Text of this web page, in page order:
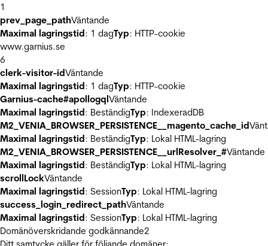
1
prev_page_pathVäntande
Maximal lagringstid: 1 dagTyp: HTTP-cookie
www.garnius.se
6
clerk-visitor-idVäntande
Maximal lagringstid: 1 dagTyp: HTTP-cookie
Garnius-cache#apollogqlVäntande
Maximal lagringstid: BeständigTyp: IndexeradDB
M2_VENIA_BROWSER_PERSISTENCE__magento_cache_id
Maximal lagringstid: BeständigTyp: Lokal HTML-lagring
M2_VENIA_BROWSER_PERSISTENCE__urlResolver_#Väntande
Maximal lagringstid: BeständigTyp: Lokal HTML-lagring
scrollLockVäntande
Maximal lagringstid: SessionTyp: Lokal HTML-lagring
success_login_redirect_pathVäntande
Maximal lagringstid: SessionTyp: Lokal HTML-lagring
Domänöverskridande godkännande2